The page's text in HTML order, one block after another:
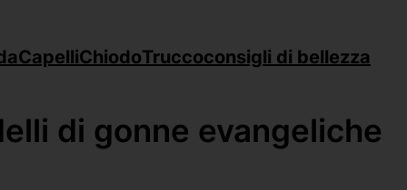
CapelliChiodoTruccoconsigli di bellezza
di gonne evangeliche